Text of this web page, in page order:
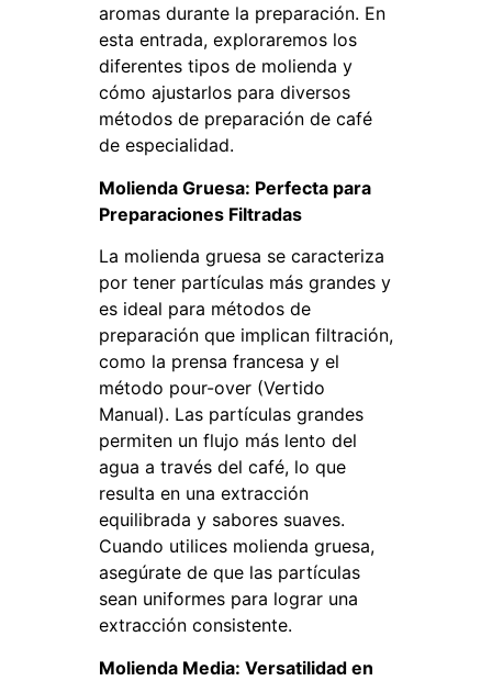
aromas durante la preparación. En
esta entrada, exploraremos los
diferentes tipos de molienda y
cómo ajustarlos para diversos
métodos de preparación de café
de especialidad.
Molienda Gruesa: Perfecta para
Preparaciones Filtradas
La molienda gruesa se caracteriza
por tener partículas más grandes y
es ideal para métodos de
preparación que implican filtración,
como la prensa francesa y el
método pour-over (Vertido
Manual). Las partículas grandes
permiten un flujo más lento del
agua a través del café, lo que
resulta en una extracción
equilibrada y sabores suaves.
Cuando utilices molienda gruesa,
asegúrate de que las partículas
sean uniformes para lograr una
extracción consistente.
Molienda Media: Versatilidad en